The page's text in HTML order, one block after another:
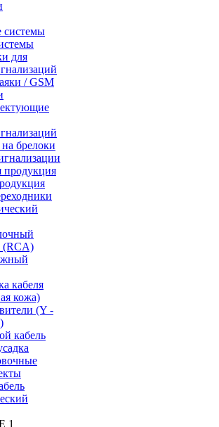
для
/ GSM
брелоки
(RCA)
кабеля
кожа)
(Y -
кабель
1